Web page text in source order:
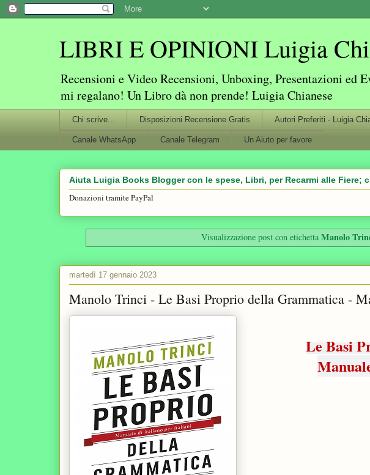
LIBRI E OPINIONI Luigia
Recensioni e Video Recensioni, Unboxing, Presentazioni
mi regalano! Un Libro dà non prende! Luigia Chianese
Chi scrive... Disposizioni Recensione Gratis Autori Preferiti - Luigia
Canale WhatsApp Canale Telegram Un Aiuto per favore
Aiuta Luigia Books Blogger con le spese, Libri, per Recarmi alle Fiere;
Donazioni tramite PayPal
Visualizzazione post con etichettaManolo
martedì 17 gennaio 2023
Manolo Trinci - Le Basi Proprio della Grammatica -
Le Basi